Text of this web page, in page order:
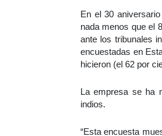
En el 30
nada menos que el
ante los tribunales
encuestadas en
hicieron (el 62 por
La empresa se ha
indios.
“Esta encuesta